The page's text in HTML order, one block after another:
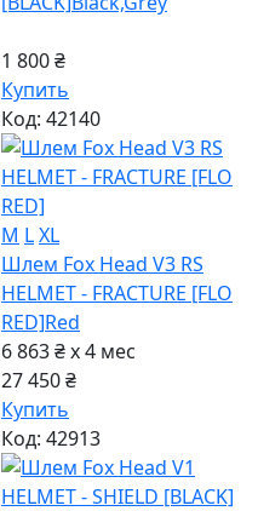
1 800 ₴
Купить
Код: 42140
M LXL
Шлем Fox Head V3 RS
HELMET - FRACTURE [FLO
RED]Red
6 863 ₴ x 4 мес
27 450 ₴
Купить
Код: 42913